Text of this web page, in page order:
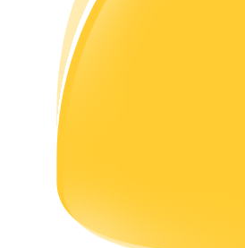
Заработок
Силовая свинья